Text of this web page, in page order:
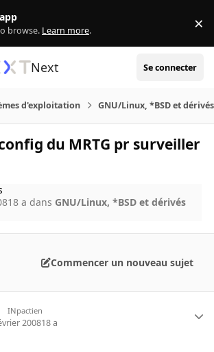
browse. Learn more. ×
Next Se connecter
d'exploitation GNU/Linux, *BSD et
du MRTG pr surveiller
18 a dans GNU/Linux, *BSD et dérivés
Commencer un nouveau sujet
INpactien
200818 a